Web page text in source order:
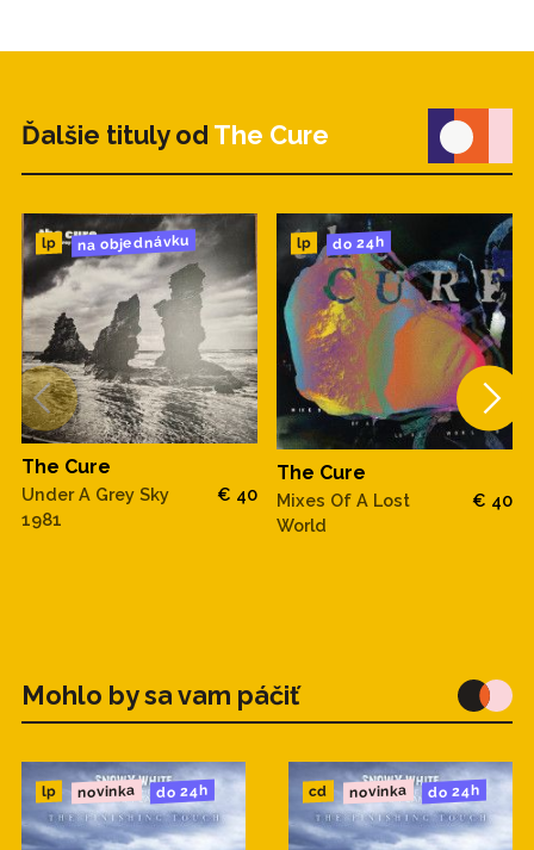
Ďalšie tituly od The Cure
lp na objednávku
The Cure
Under A Grey Sky
1981
€ 40
lp do 24h
The Cure
Mixes Of A Lost
World
€ 40
Mohlo by sa vam páčiť
lp novinka do 24h cd novinka do 24h